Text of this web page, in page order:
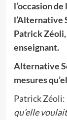
l’occasion
l’Alternative
Patrick Zéoli,
enseignant.
Alternative
mesures
Patrick Zéoli:
qu’elle